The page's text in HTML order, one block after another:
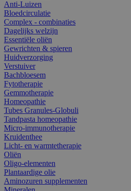
Anti-Luizen
Bloedcirculatie
Complex - combinaties
Dagelijks welzijn
Essentiële oliën
Gewrichten & spieren
Huidverzorging
Verstuiver
Bachbloesem
Fytotherapie
Gemmotherapie
Homeopathie
Tubes Granules-Globuli
Tandpasta homeopathie
Micro-immunotherapie
Kruidenthee
Licht- en warmtetherapie
Oliën
Oligo-elementen
Plantaardige olie
Aminozuren supplementen